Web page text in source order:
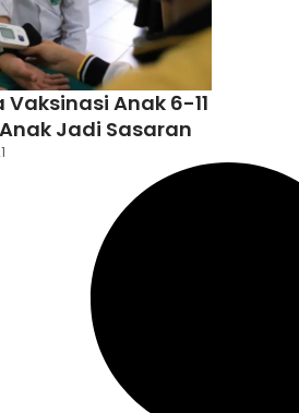
Anak 6-11
Jadi Sasaran